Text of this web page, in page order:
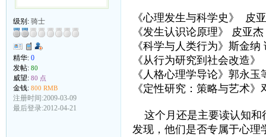
级别: 骑士
精华: 0
发帖: 80
威望: 80 点
金钱: 800 RMB
注册时间:2009-03-09
最后登录:2012-04-21
《心理发生与科学史》 皮
《发生认识论原理》 皮亚
《科学与人类行为》斯金
《从行为研究到社会改造
《人格心理学导论》郭永
《定性研究：策略与艺术
这个月还是主要读认知和
发现，他们是否专属于心理